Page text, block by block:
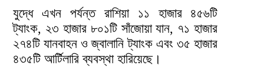
যুদ্ধে এখন পর্যন্ত রাশিয়া ১১ হাজার ৪৫৬টি
ট্যাংক, ২৩ হাজার ৮০১টি সাঁজোয়া যান, ৭১ হাজার
২৭৪টি যানবাহন ও জ্বালানি ট্যাংক এবং ৩৫ হাজার
৪৩৫টি আর্টিলারি ব্যবস্থা হারিয়েছে।